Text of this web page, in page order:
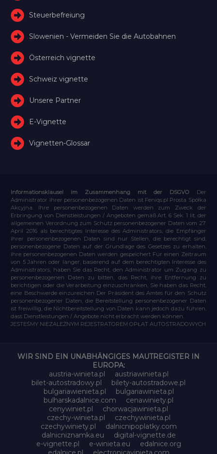
Steuerbefreiung
Slowenien - Vermeiden Sie die Autobahnen
Österreich vignette
Schweiz vignette
Unsere Partner
E-Vignette
Vignetten-Glossar
Informationsklausel im Zusammenhang mit der DSGVO
Der
Administrator Ihrer personenbezogenen Daten ist Feniqs.pl Prosta Spółka
Akcyjna. Ihre personenbezogenen Daten werden zum Zweck der
Erbringung von Dienstleistungen / Angeboten gemäß Art. 6 Sek. 1 lit. der
allgemeinen Verordnung zum Schutz personenbezogener Daten vom 27.
April 2016 als berechtigtes Interesse des Administrators, die Empfänger
Ihrer personenbezogenen Daten sind nur Stellen, die berechtigt sind,
personenbezogene Daten auf der Grundlage des Gesetzes zu erhalten,
Ihre personenbezogenen Daten werden gespeichert Für einen Zeitraum
von 5 Jahren oder länger, basierend auf dem berechtigten Interesse des
Administrators, haben Sie das Recht, den Administrator um Zugang zu
personenbezogenen Daten zu bitten, das Recht, ihre Entfernung zu
berichtigen oder die Verarbeitung einzuschränken, Sie haben das Recht,
eine Beschwerde einzureichen Der Präsident des Amtes für den Schutz
personenbezogener Daten, die Bereitstellung personenbezogener Daten
ist freiwillig, die Nichtbereitstellung von Daten kann jedoch dazu führen,
dass Dienstleistungen / Angebote nicht erbracht werden können.
JESTEŚMY NIEZALEŻNYM REJESTRATOREM OPŁAT AUTOSTRADOWYCH
WIR SIND EIN UNABHÄNGIGES MAUTREGISTER IN
EUROPA:
austria-winieta.pl
austriawinieta.pl
bilet-autostradowy.pl
bilety-autostradowe.pl
bulgariawienieta.pl
bulgariawinieta.pl
bulharskadalnice.com
cenawiniety.pl
cenywiniet.pl
chorwacjawinieta.pl
czechy-winieta.pl
czechywinieta.pl
czechywiniety.pl
dalnicnipoplatky.com
dalnicniznamka.eu
digital-vignette.de
e-vignette.pl
e-winieta.eu
edalnice.org